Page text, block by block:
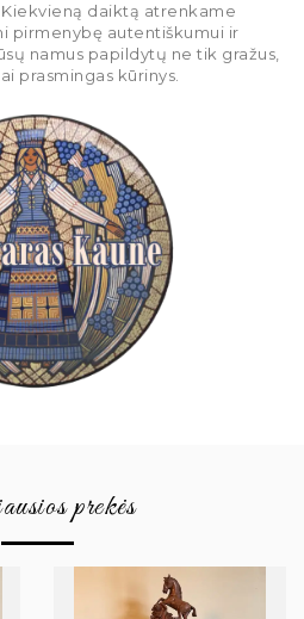
daiktą atrenkame
pirmenybę autentiškumui ir
namus papildytų ne tik gražus,
prasmingas kūrinys.
prekės